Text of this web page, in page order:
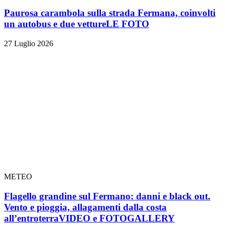
Paurosa carambola sulla strada Fermana, coinvolti
un autobus e due vettureLE FOTO
27 Luglio 2026
METEO
Flagello grandine sul Fermano: danni e black out.
Vento e pioggia, allagamenti dalla costa
all’entroterraVIDEO e FOTOGALLERY